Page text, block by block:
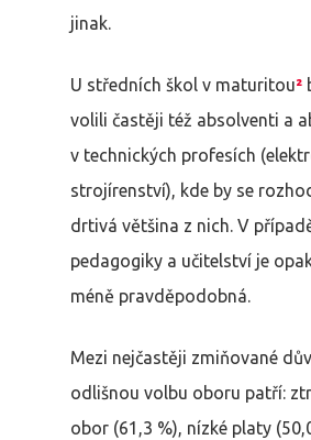
jinak.
U středních škol v maturitou²
volili častěji též absolventi a
v technických profesích
strojírenství), kde by se
drtivá většina z nich. V
pedagogiky a učitelství je
méně pravděpodobná.
Mezi nejčastěji zmiňované
odlišnou volbu oboru patří:
obor (61,3 %), nízké platy